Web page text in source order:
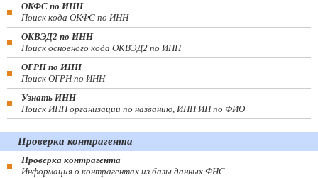
ОКФС по ИНН
Поиск кода ОКФС по ИНН
ОКВЭД2 по ИНН
Поиск основного кода ОКВЭД2 по ИНН
ОГРН по ИНН
Поиск ОГРН по ИНН
Узнать ИНН
Поиск ИНН организации по названию, ИНН ИП по ФИО
Проверка контрагента
Проверка контрагента
Информация о контрагентах из базы данных ФНС